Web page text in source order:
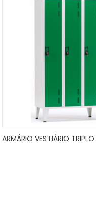
ARMÁRIO VESTIÁRIO